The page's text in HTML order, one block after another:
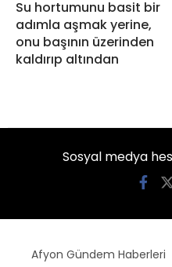
Su hortumunu basit bir
adımla aşmak yerine,
onu başının üzerinden
kaldırıp altından
Sosyal medya
Afyon Gündem Haberleri